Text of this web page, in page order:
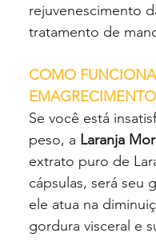
rejuvenescimento
tratamento de
COMO
Se você está
peso, a Laranja
extrato puro de
cápsulas, será seu
ele atua na
gordura visceral e